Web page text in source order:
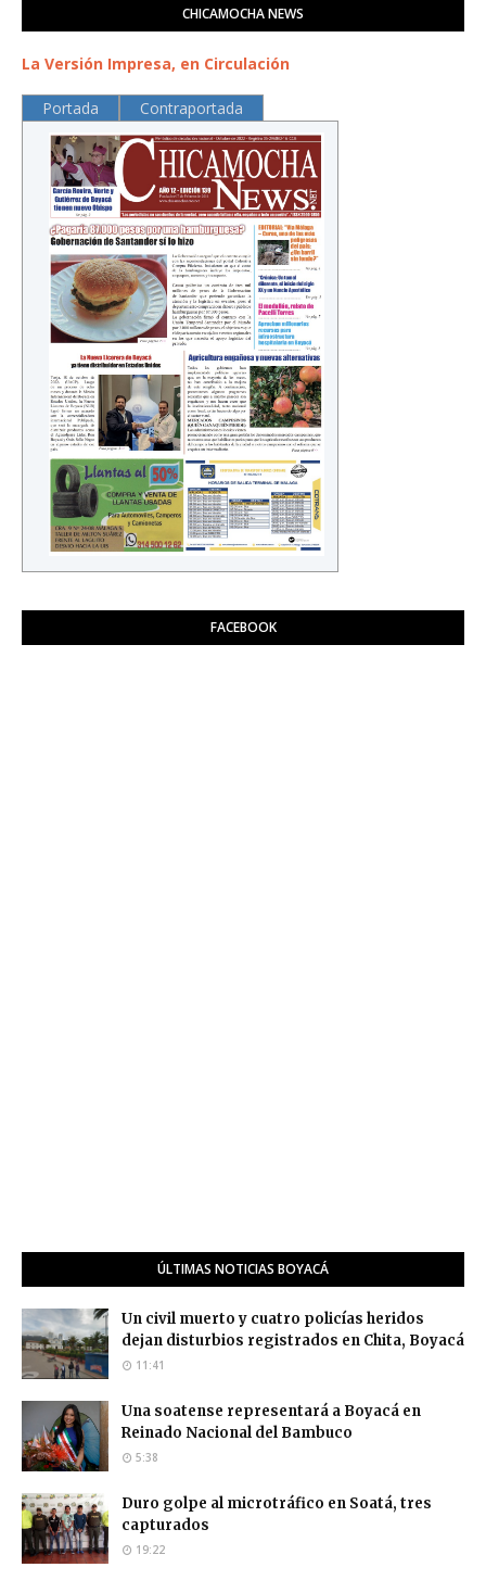
CHICAMOCHA NEWS
La Versión Impresa, en Circulación
Portada Contraportada
FACEBOOK
ÚLTIMAS NOTICIAS BOYACÁ
Un civil muerto y cuatro policías heridos
dejan disturbios registrados en Chita, Boyacá
11:41
Una soatense representará a Boyacá en
Reinado Nacional del Bambuco
5:38
Duro golpe al microtráfico en Soatá, tres
capturados
19:22